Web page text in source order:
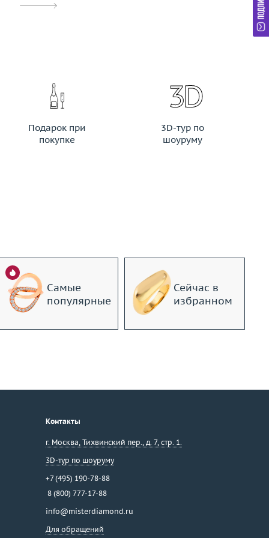
Подарок при
покупке
3D-тур по
шоуруму
Самые
популярные
Сейчас в
избранном
Контакты
г. Москва, Тихвинский пер., д. 7, стр. 1.
3D-тур по шоуруму
+7 (495) 190-78-88
8 (800) 777-17-88
info@misterdiamond.ru
Для обращений